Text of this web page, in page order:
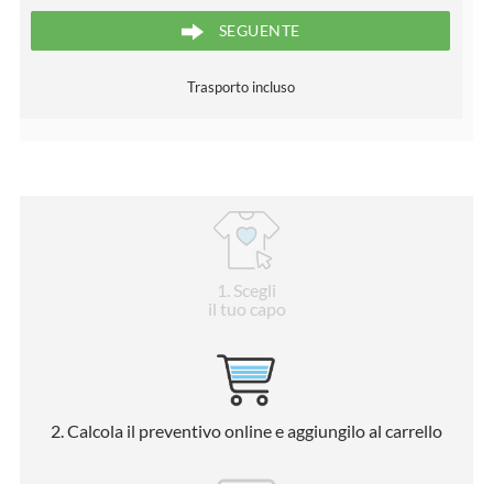
SEGUENTE
Trasporto incluso
1 . Scegli
il tuo capo
2. Calcola il preventivo online e aggiungilo al carrello